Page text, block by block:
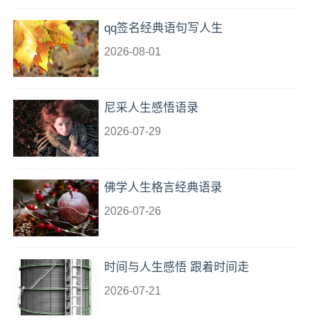
qq签名经典语句写人生
2026-08-01
尼采人生感悟语录
2026-07-29
佛学人生格言经典语录
2026-07-26
时间与人生感悟 跟着时间走
2026-07-21